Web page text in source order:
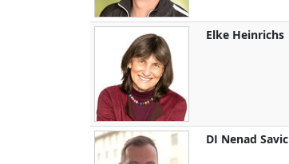
Elke Heinrichs
DI Nenad Savic